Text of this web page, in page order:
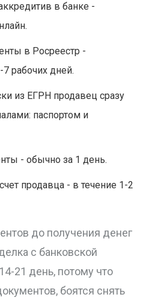
в банке -
в Росреестр -
7 рабочих дней.
из ЕГРН продавец сразу
паспортом и
- обычно за 1 день.
продавца - в течение 1-2
до получения денег
с банковской
21 день, потому что
боятся снять